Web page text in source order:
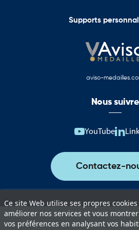
Supports
Ce site Web utilise ses propres
améliorer nos services et vous
vos préférences en analysant vos
aviso-
Nous suivre
YouTube
Contactez-